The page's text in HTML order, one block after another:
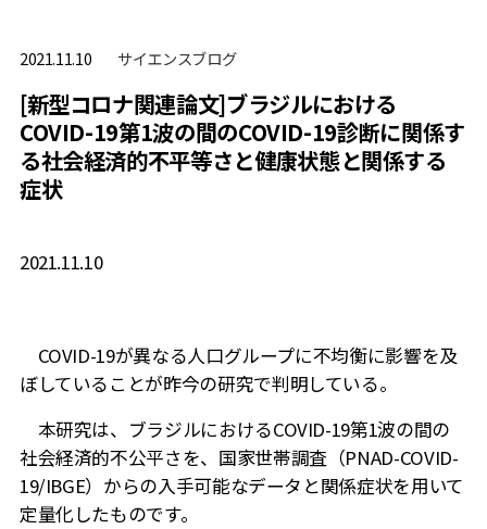
2021.11.10 サイエンスブログ
[新型コロナ関連論文]ブラジルにおける
COVID-19第1波の間のCOVID-19診断に関係す
る社会経済的不平等さと健康状態と関係する
症状
2021.11.10
COVID-19が異なる人口グループに不均衡に影響を及
ぼしていることが昨今の研究で判明している。
本研究は、ブラジルにおけるCOVID-19第1波の間の
社会経済的不公平さを、国家世帯調査（PNAD-COVID-
19/IBGE）からの入手可能なデータと関係症状を用いて
定量化したものです。